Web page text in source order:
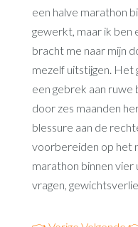
een halve marathon
gewerkt, maar ik ben
bracht me naar mijn
mezelf uitstijgen.
een gebrek aan ruwe
door zes maanden
blessure aan de
voorbereiden op het
marathon binnen vier
vragen,